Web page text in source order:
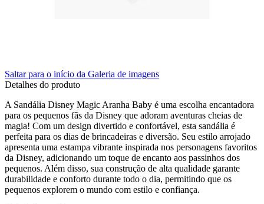
Saltar para o início da Galeria de imagens
Detalhes do produto
A Sandália Disney Magic Aranha Baby é uma escolha encantadora
para os pequenos fãs da Disney que adoram aventuras cheias de
magia! Com um design divertido e confortável, esta sandália é
perfeita para os dias de brincadeiras e diversão. Seu estilo arrojado
apresenta uma estampa vibrante inspirada nos personagens favoritos
da Disney, adicionando um toque de encanto aos passinhos dos
pequenos. Além disso, sua construção de alta qualidade garante
durabilidade e conforto durante todo o dia, permitindo que os
pequenos explorem o mundo com estilo e confiança.